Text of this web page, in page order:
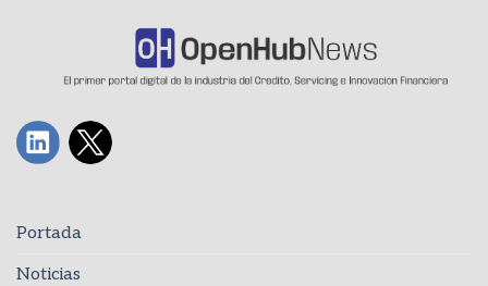
Portada
Noticias